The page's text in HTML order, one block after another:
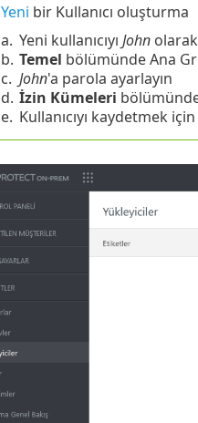
Yeni bir Kullanıcı oluşturma
a. Yeni kullanıcıyı Johnolarak
b. Temel bölümünde Ana
c. John'a parola ayarlayın
d. İzin Kümeleri
e. Kullanıcıyı kaydetmek için